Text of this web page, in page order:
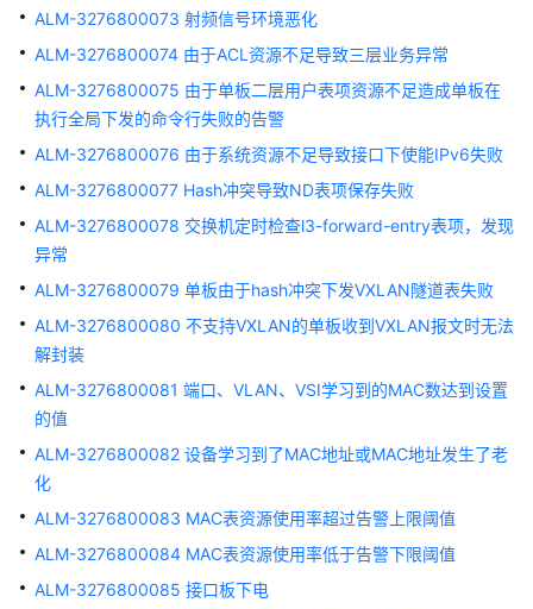
电
源
效
ALM-
扇
出
303046656
功
能
效
ALM-3276800073 射频信号环境恶化
ALM-3276800074 由于ACL资源不足导致三层业务异常
ALM-3276800075 由于单板二层用户表项资源不足造成单板在
执行全局下发的命令行失败的告警
ALM-3276800076 由于系统资源不足导致接口下使能IPv6失败
ALM-3276800077 Hash冲突导致ND表项保存失败
ALM-3276800078 交换机定时检查l3-forward-entry表项，发现
异常
ALM-3276800079 单板由于hash冲突下发VXLAN隧道表失败
ALM-3276800080 不支持VXLAN的单板收到VXLAN报文时无法
解封装
ALM-3276800081 端口、VLAN、VSI学习到的MAC数达到设置
的值
ALM-3276800082 设备学习到了MAC地址或MAC地址发生了老
化
ALM-3276800083 MAC表资源使用率超过告警上限阈值
ALM-3276800084 MAC表资源使用率低于告警下限阈值
ALM-3276800085 接口板下电